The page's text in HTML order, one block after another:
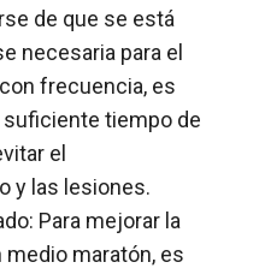
de que se está
necesaria para el
frecuencia, es
tiempo de
el
y las lesiones.
Para mejorar la
medio maratón, es